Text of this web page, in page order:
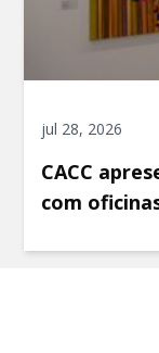
jul 28, 2026
CACC
com